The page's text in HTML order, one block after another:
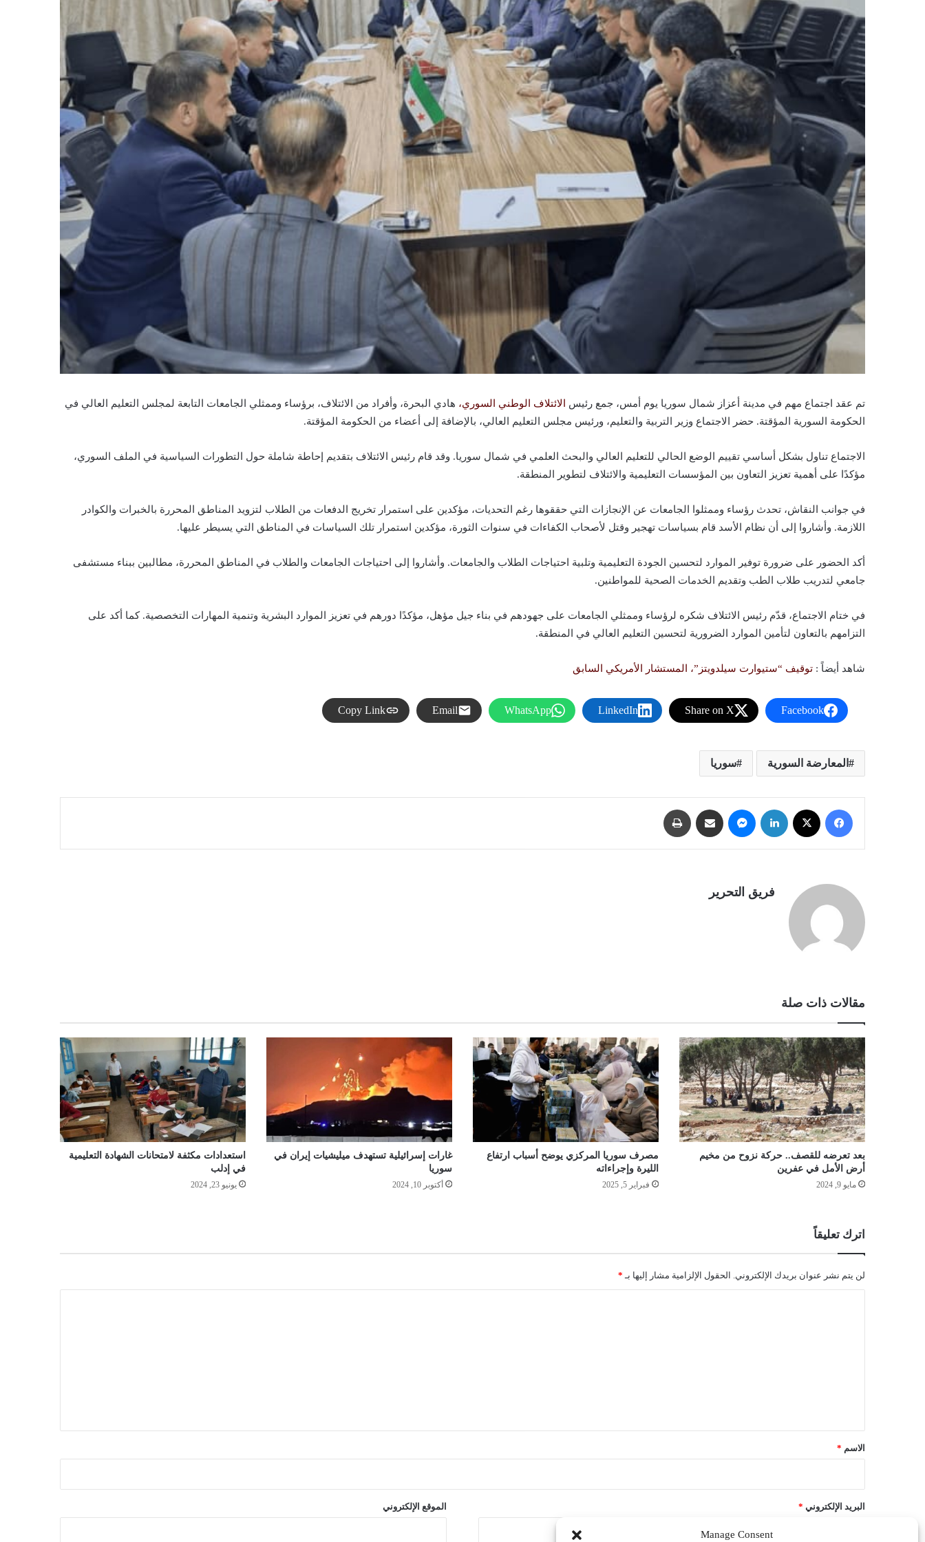
Manage Consent
تم عقد اجتماع مهم في مدينة أعزاز شمال سوريا يوم أمس، جمع رئيس الائتلاف الوطني السوري، هادي البحرة، وأفراد من الائتلاف، برؤساء وممثلي الجامعات التابعة لمجلس التعليم العالي في
الحكومة السورية المؤقتة. حضر الاجتماع وزير التربية والتعليم، ورئيس مجلس التعليم العالي، بالإضافة إلى أعضاء من الحكومة المؤقتة.
الاجتماع تناول بشكل أساسي تقييم الوضع الحالي للتعليم العالي والبحث العلمي في شمال سوريا. وقد قام رئيس الائتلاف بتقديم إحاطة شاملة حول التطورات السياسية في الملف السوري،
مؤكدًا على أهمية تعزيز التعاون بين المؤسسات التعليمية والائتلاف لتطوير المنطقة.
في جوانب النقاش، تحدث رؤساء وممثلوا الجامعات عن الإنجازات التي حققوها رغم التحديات، مؤكدين على استمرار تخريج الدفعات من الطلاب لتزويد المناطق المحررة بالخبرات والكوادر
اللازمة. وأشاروا إلى أن نظام الأسد قام بسياسات تهجير وقتل لأصحاب الكفاءات في سنوات الثورة، مؤكدين استمرار تلك السياسات في المناطق التي يسيطر عليها.
أكد الحضور على ضرورة توفير الموارد لتحسين الجودة التعليمية وتلبية احتياجات الطلاب والجامعات. وأشاروا إلى احتياجات الجامعات والطلاب في المناطق المحررة، مطالبين ببناء مستشفى
جامعي لتدريب طلاب الطب وتقديم الخدمات الصحية للمواطنين.
في ختام الاجتماع، قدّم رئيس الائتلاف شكره لرؤساء وممثلي الجامعات على جهودهم في بناء جيل مؤهل، مؤكدًا دورهم في تعزيز الموارد البشرية وتنمية المهارات التخصصية. كما أكد على
التزامهم بالتعاون لتأمين الموارد الضرورية لتحسين التعليم العالي في المنطقة.
شاهد أيضاً : توقيف “ستيوارت سيلدويتز”، المستشار الأمريكي السابق
Facebook
Share on X
LinkedIn
WhatsApp
Email
Copy Link
المعارضة السورية سوريا
فيسبوك لينكدإن ماسنجر مشاركة عبر البريد
فريق التحرير
مقالات ذات صلة
بعد تعرضه للقصف.. حركة نزوح من مخيم
أرض الأمل في عفرين
مايو 9, 2024
مصرف سوريا المركزي يوضح أسباب ارتفاع
الليرة وإجراءاته
فبراير 5, 2025
غارات إسرائيلية تستهدف ميليشيات إيران في
سوريا
أكتوبر 10, 2024
استعدادات مكثفة لامتحانات الشهادة التعليمية
في إدلب
يونيو 23, 2024
اترك تعليقاً
لن يتم نشر عنوان بريدك الإلكتروني. الحقول الإلزامية مشار إليها بـ *
*الاسم *
البريد الإلكتروني * الموقع الإلكتروني